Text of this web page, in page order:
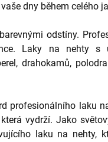
dny během celého
odstíny.
Laky na nehty s
drahokamů,
profesionálního laku
vydrží. Jako
laku na nehty,